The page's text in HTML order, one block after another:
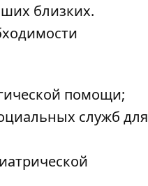
близких.
помощи;
служб для